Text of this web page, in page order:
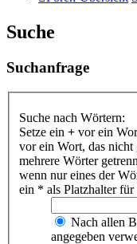
Suche
Suchanfrage
Suche nach Wörtern:
Setze ein + vor ein
vor ein Wort, das
mehrere Wörter
wenn nur eines der
ein * als Platzhalter
Nach allen
angegeben